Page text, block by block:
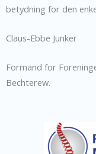
betydning for den
Claus-Ebbe Junker
Formand for
Bechterew.